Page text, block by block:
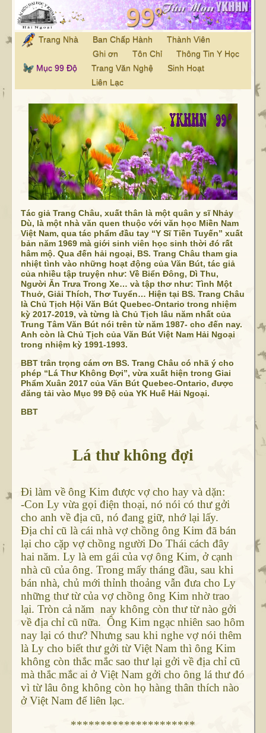
Trang Nhà Ban Chấp Hành
Thành Viên
Ghi ơn
Tôn Chỉ
Thông Tin Y Học
Mục 99 Độ
Trang Văn Nghệ
Sinh Hoạt
Liên Lạc
Tác giả Trang Châu, xuất thân là một quân y sĩ Nhảy
Dù, là một nhà văn quen thuộc với văn học Miền Nam
Việt Nam, qua tác phẩm đầu tay “Y Sĩ Tiền Tuyến” xuất
bản năm 1969 mà giới sinh viên học sinh thời đó rất
hâm mộ. Qua đến hải ngoại, BS. Trang Châu tham gia
nhiệt tình vào những hoạt động của Văn Bút, tác giả
của nhiều tập truyện như: Về Biển Đông, Dì Thu,
Người Ăn Trưa Trong Xe… và tập thơ như: Tình Một
Thuở, Giải Thích, Thơ Tuyển… Hiện tại BS. Trang Châu
là Chủ Tịch Hội Văn Bút Quebec-Ontario trong nhiệm
kỳ 2017-2019, và từng là Chủ Tịch lâu năm nhất của
Trung Tâm Văn Bút nói trên từ năm 1987- cho đến nay.
Anh còn là Chủ Tịch của Văn Bút Việt Nam Hải Ngoại
trong nhiệm kỳ 1991-1993.
BBT trân trọng cám ơn BS. Trang Châu có nhã ý cho
phép “Lá Thư Không Đợi”, vừa xuất hiện trong Giai
Phẩm Xuân 2017 của Văn Bút Quebec-Ontario, được
đăng tải vào Mục 99 Độ của YK Huế Hải Ngoại.
BBT
Lá thư không đợi
Đi làm về ông Kim được vợ cho hay và dặn:
-Con Ly vừa gọi điện thoại, nó nói có thư gởi
cho anh về địa cũ, nó đang giữ, nhớ lại lấy.
Địa chỉ cũ là cái nhà vợ chồng ông Kim đã bán
lại cho cặp vợ chồng người Do Thái cách đây
hai năm. Ly là em gái của vợ ông Kim, ở cạnh
nhà cũ của ông. Trong mấy tháng đầu, sau khi
bán nhà, chủ mới thỉnh thoảng vẫn đưa cho Ly
những thư từ của vợ chồng ông Kim nhờ trao
lại. Tròn cả năm nay không còn thư từ nào gởi
về địa chỉ cũ nữa. Ông Kim ngạc nhiên sao hôm
nay lại có thư? Nhưng sau khi nghe vợ nói thêm
là Ly cho biết thư gởi từ Việt Nam thì ông Kim
không còn thắc mắc sao thư lại gởi về địa chỉ cũ
mà thắc mắc ai ở Việt Nam gởi cho ông lá thư đó
vì từ lâu ông không còn họ hàng thân thích nào
ở Việt Nam để liên lạc.
*********************